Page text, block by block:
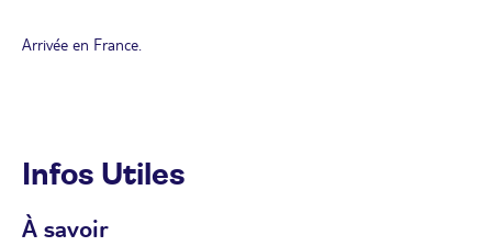
Arrivée en France.
Infos Utiles
À savoir